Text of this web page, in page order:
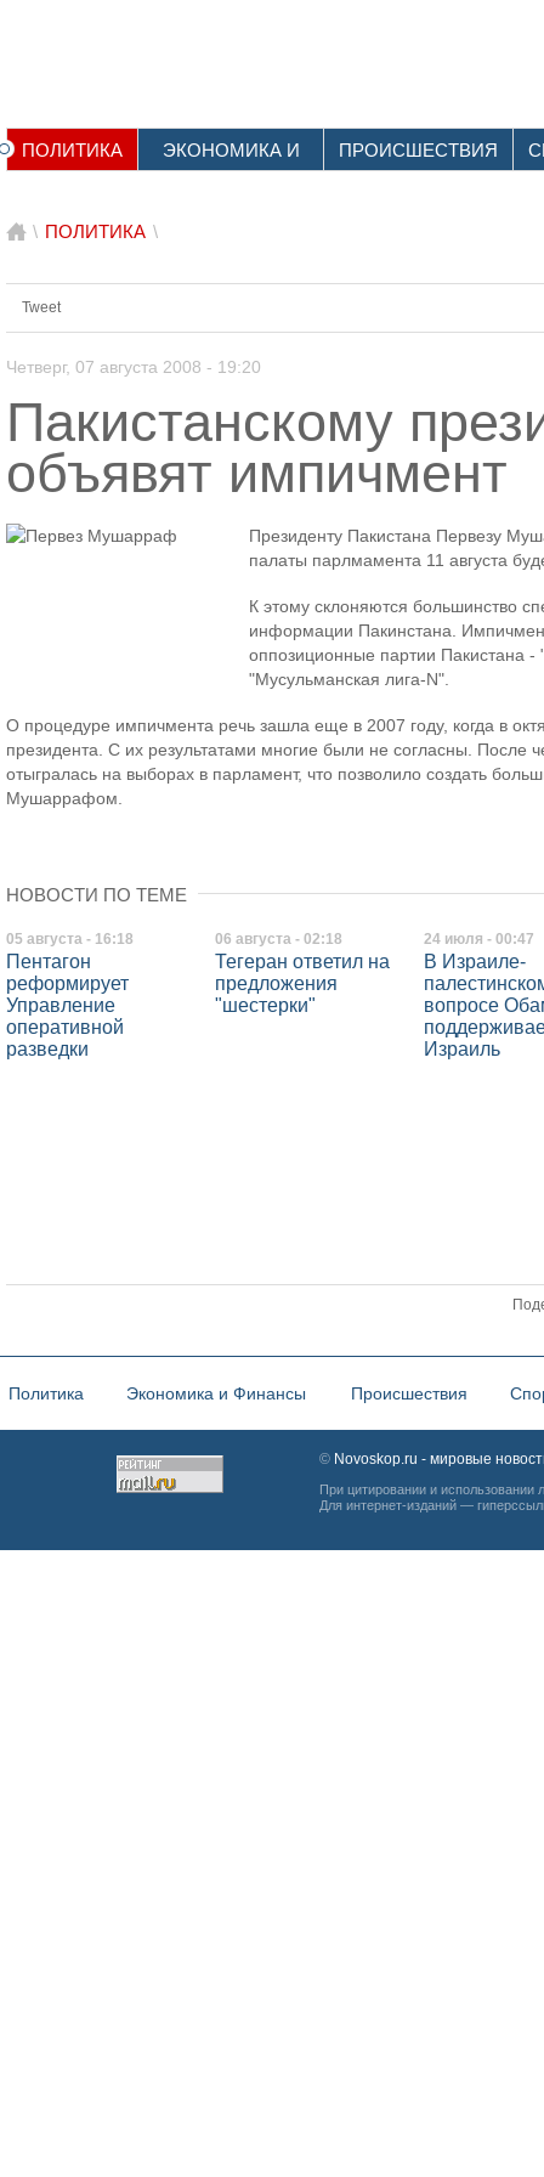
ПОЛИТИКА ЭКОНОМИКА И ПРОИСШЕСТВИЯ
\ ПОЛИТИКА \
Tweet
Четверг, 07 августа 2008 - 19:20
Пакистанскому
объявят импичмент
Президенту Пакистана Первезу
палаты парлмамента 11 августа
К этому склоняются большинство
информации Пакинстана.
оппозиционные партии Пакистана
"Мусульманская лига-N".
О процедуре импичмента речь зашла еще в 2007 году, когда в
президента. С их результатами многие были не согласны. После
отыгралась на выборах в парламент, что позволило создать
Мушаррафом.
НОВОСТИ ПО ТЕМЕ
05 августа - 16:18
Пентагон
реформирует
Управление
оперативной
разведки
06 августа - 02:18
Тегеран ответил на
предложения
"шестерки"
24 июля - 00:47
В Израиле-
вопросе
Израиль
Политика Экономика и Финансы Происшествия
© Novoskop.ru - мировые
При цитировании и
Для интернет-изданий —